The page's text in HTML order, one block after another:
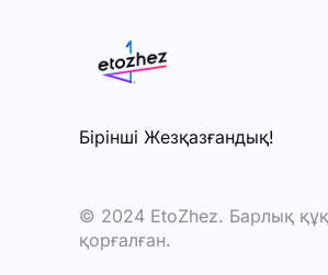
Бірінші Жезқазғандық!
© 2024 EtoZhez. Барлық
қорғалған.